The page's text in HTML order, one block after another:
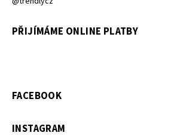
PŘIJÍMÁME ONLINE PLATBY
FACEBOOK
INSTAGRAM